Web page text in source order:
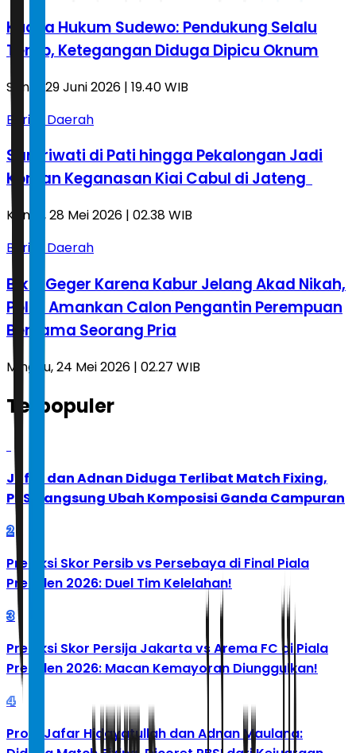
Kuasa Hukum Sudewo: Pendukung Selalu
Tertib, Ketegangan Diduga Dipicu Oknum
Senin, 29 Juni 2026 | 19.40 WIB
Berita Daerah
Santriwati di Pati hingga Pekalongan Jadi
Korban Keganasan Kiai Cabul di Jateng
Kamis, 28 Mei 2026 | 02.38 WIB
Berita Daerah
Bikin Geger Karena Kabur Jelang Akad Nikah,
Polisi Amankan Calon Pengantin Perempuan
Bersama Seorang Pria
Minggu, 24 Mei 2026 | 02.27 WIB
Terpopuler
Jafar dan Adnan Diduga Terlibat Match Fixing,
PBSI Langsung Ubah Komposisi Ganda Campuran
2
Prediksi Skor Persib vs Persebaya di Final Piala
Presiden 2026: Duel Tim Kelelahan!
3
Prediksi Skor Persija Jakarta vs Arema FC di Piala
Presiden 2026: Macan Kemayoran Diunggulkan!
4
Profil Jafar Hidayatullah dan Adnan Maulana: